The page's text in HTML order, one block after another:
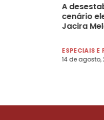
A
cenário
Jacira
ESPECIAIS E
14 de agosto,